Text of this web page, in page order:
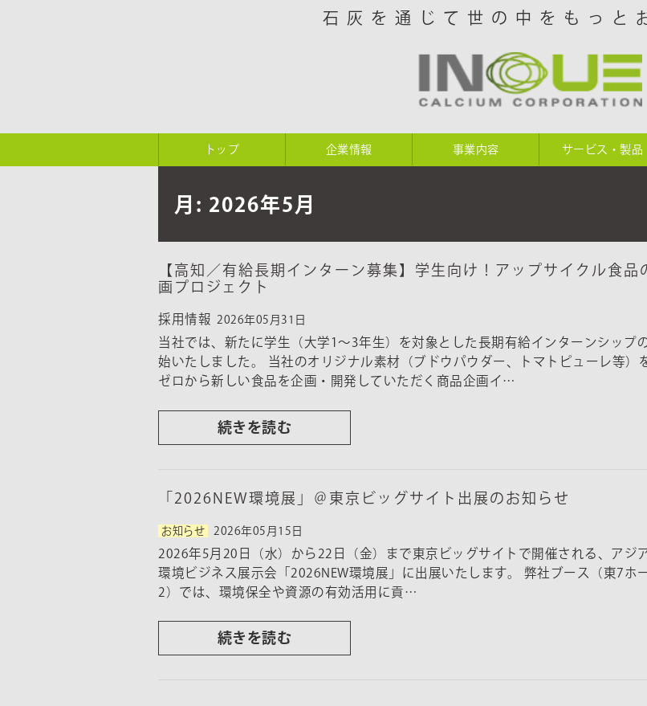
石灰を通じて世の中をもっと
トップ 企業情報 事業内容 サービス・製品
月: 2026年5月
【高知／有給長期インターン募集】学生向け！アップサイクル食品
画プロジェクト
採用情報 2026年05月31日
当社では、新たに学生（大学1〜3年生）を対象とした長期有給インターンシップ
始いたしました。 当社のオリジナル素材（ブドウパウダー、トマトピューレ等）
ゼロから新しい食品を企画・開発していただく商品企画イ…
続きを読む
「2026NEW環境展」＠東京ビッグサイト出展のお知らせ
お知らせ 2026年05月15日
2026年5月20日（水）から22日（金）まで東京ビッグサイトで開催される、アジ
環境ビジネス展示会「2026NEW環境展」に出展いたします。 弊社ブース（東7ホ
2）では、環境保全や資源の有効活用に貢…
続きを読む